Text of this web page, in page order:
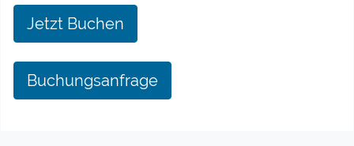
Jetzt Buchen
Buchungsanfrage